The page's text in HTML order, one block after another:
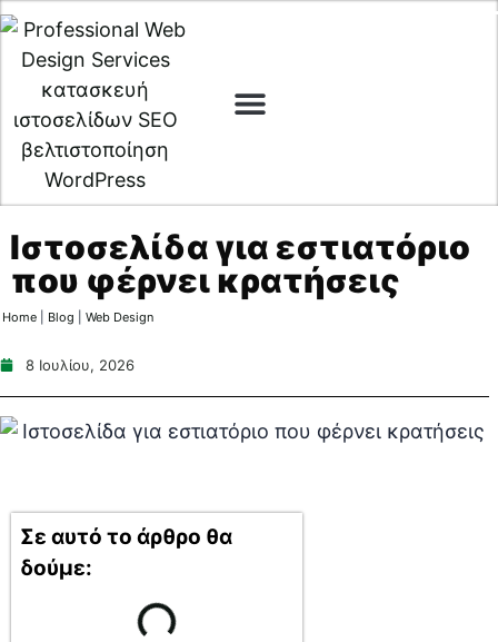
Ιστοσελίδα για εστιατόριο
που φέρνει κρατήσεις
Home| Blog Web Design
8 Ιουλίου, 2026
Σε αυτό το άρθρο θα
δούμε: